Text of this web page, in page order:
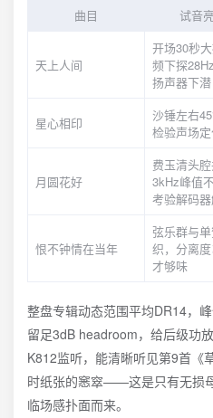
曲目 试音
天上人间
开场30秒
频下探
扬声器下潜
星心相印
沙锤左右
检验声场
月圆花好
费玉清头
3kHz峰值
考验解码
恨不钟情在当年
弦乐群与
织，分离
才够味
整盘专辑动态范围平均DR14，峰
留足3dB headroom，给后级功
K812监听，能清晰听见第9首《
时纸张的窸窣——这是只有无损
临场感扑面而来。